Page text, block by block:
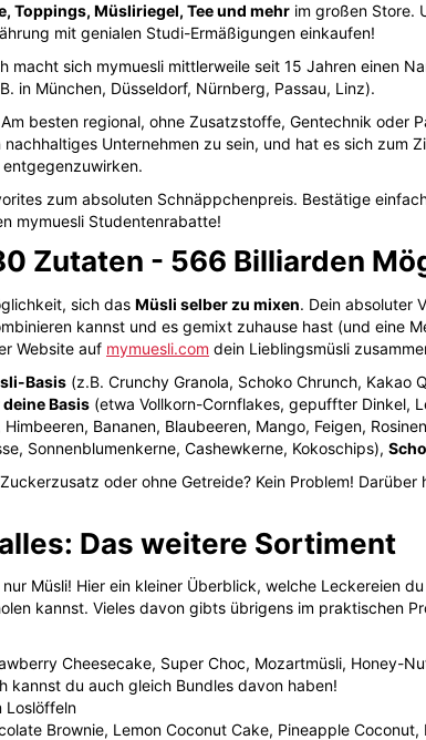
Toppings, Müsliriegel, Tee und mehr im großen Store.
mit genialen Studi-Ermäßigungen einkaufen!
macht sich mymuesli mittlerweile seit 15 Jahren einen
in München, Düsseldorf, Nürnberg, Passau, Linz).
besten regional, ohne Zusatzstoffe, Gentechnik oder
Unternehmen zu sein, und hat es sich zum
zum absoluten Schnäppchenpreis. Bestätige
mymuesli Studentenrabatte!
Zutaten - 566 Billiarden
sich das Müsli selber zu mixen. Dein absoluter
kannst und es gemixt zuhause hast (und eine
Website auf mymuesli.com dein Lieblingsmüsli
Basis (z.B. Crunchy Granola, Schoko Chrunch, Kakao
Basis (etwa Vollkorn-Cornflakes, gepuffter Dinkel,
Himbeeren, Bananen, Blaubeeren, Mango, Feigen,
Sonnenblumenkerne, Cashewkerne, Kokoschips),
oder ohne Getreide? Kein Problem!
Das weitere Sortiment
Müsli! Hier ein kleiner Überblick, welche Leckereien
kannst. Vieles davon gibts übrigens im praktischen
Cheesecake, Super Choc, Mozartmüsli, Honey-
kannst du auch gleich Bundles davon haben!
Loslöffeln
Brownie, Lemon Coconut Cake, Pineapple